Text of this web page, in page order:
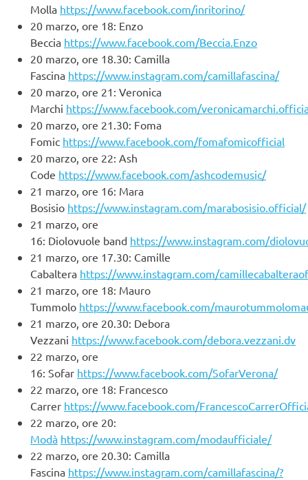
Molla https://www.facebook.com/inritorino/
20 marzo, ore 18: Enzo
Beccia https://www.facebook.com/Beccia.Enzo
20 marzo, ore 18.30: Camilla
Fascina https://www.instagram.com/camillafascina/
20 marzo, ore 21: Veronica
Marchi https://www.facebook.com/
20 marzo, ore 21.30: Foma
Fomic https://www.facebook.com/fomafomicofficial
20 marzo, ore 22: Ash
Code https://www.facebook.com/ashcodemusic/
21 marzo, ore 16: Mara
Bosisio https://www.instagram.com/marabosisio.official/
21 marzo, ore
16: Diolovuole band https://www.instagram.com/
21 marzo, ore 17.30: Camille
Cabaltera https://www.instagram.com/
21 marzo, ore 18: Mauro
Tummolo https://www.facebook.com/
21 marzo, ore 20.30: Debora
Vezzani https://www.facebook.com/debora.vezzani.dv
22 marzo, ore
16: Sofar https://www.facebook.com/SofarVerona/
22 marzo, ore 18: Francesco
Carrer https://www.facebook.com/
22 marzo, ore 20:
Modà https://www.instagram.com/modaufficiale/
22 marzo, ore 20.30: Camilla
Fascina https://www.instagram.com/camillafascina/?